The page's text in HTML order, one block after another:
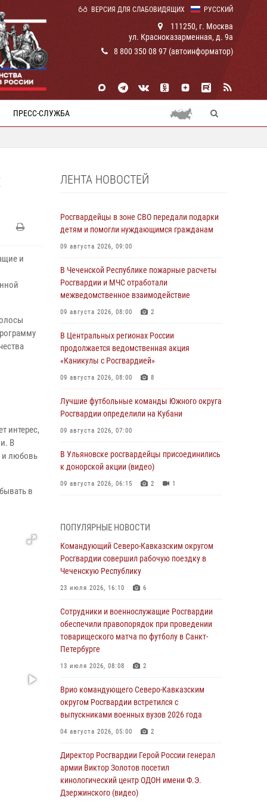
РУССКИЙ
ВЕРСИЯ ДЛЯ СЛАБОВИДЯЩИХ
111250, г. Москва
ул. Красноказарменная, д. 9а
8 800 350 08 97 (автоинформатор)
ПРЕСС-СЛУЖБА
и
интерес,
В
и любовь
в
ЛЕНТА НОВОСТЕЙ
Росгвардейцы в зоне СВО передали подарки
детям и помогли нуждающимся гражданам
09 августа 2026, 09:00
В Чеченской Республике пожарные расчеты
Росгвардии и МЧС отработали
межведомственное взаимодействие
09 августа 2026, 08:00 2
В Центральных регионах России
продолжается ведомственная акция
«Каникулы с Росгвардией»
09 августа 2026, 08:00 8
Лучшие футбольные команды Южного округа
Росгвардии определили на Кубани
09 августа 2026, 07:00
В Ульяновске росгвардейцы присоединились
к донорской акции (видео)
09 августа 2026, 06:15 2 1
Росгвардейцы провели занятие по
стрелковой подготовке для воспитанников
Центра детского, юношеского туризма и
Республики
09 августа 2026, 05:00
Всероссийская ведомственная акции
«Каникулы с Росгвардией проходит в Сибири
Росгвардейцы провели патриотическое
занятие для детей на Поклонной горе в
Москве (видео)
В ЛНР росгвардейцы провели тренировку по
единоборствам для юных воспитанников
спортивной школы
ПОПУЛЯРНЫЕ НОВОСТИ
Командующий Северо-Кавказским округом
Росгвардии совершил рабочую поездку в
Чеченскую Республику
23 июля 2026, 16:10 6
Сотрудники и военнослужащие Росгвардии
обеспечили правопорядок при проведении
товарищеского матча по футболу в Санкт-
Петербурге
13 июля 2026, 08:08 2
Врио командующего Северо-Кавказским
округом Росгвардии встретился с
выпускниками военных вузов 2026 года
04 августа 2026, 05:00 2
Директор Росгвардии Герой России генерал
армии Виктор Золотов посетил
кинологический центр ОДОН имени Ф.Э.
Дзержинского (видео)